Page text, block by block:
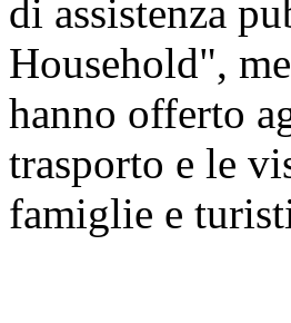
di assistenza
Household",
hanno offerto
trasporto e le
famiglie e